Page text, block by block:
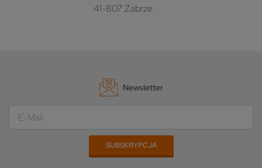
41-807 Zabrze
Newsletter